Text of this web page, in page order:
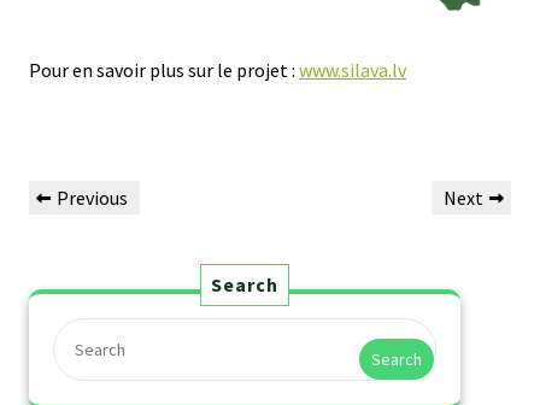
Pour en savoir plus sur le projet : www.silava.lv
Previous Next
Search
Search